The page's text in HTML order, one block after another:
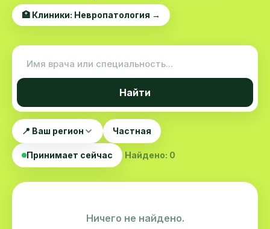
🏥 Клиники: Невропатология →
Найти
📍 Ваш регион Частная
Принимает сейчас Найдено: 0
Ничего не найдено.